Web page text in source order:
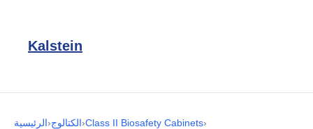
Kalstein
الرئيسية›الكتالوج›Class II Biosafety Cabinets›